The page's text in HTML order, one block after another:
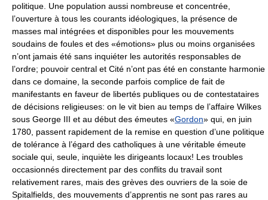
politique. Une population aussi nombreuse et concentrée,
l’ouverture à tous les courants idéologiques, la présence de
masses mal intégrées et disponibles pour les mouvements
soudains de foules et des «émotions» plus ou moins organisées
n’ont jamais été sans inquiéter les autorités responsables de
l’ordre; pouvoir central et Cité n’ont pas été en constante harmonie
dans ce domaine, la seconde parfois complice de fait de
manifestants en faveur de libertés publiques ou de contestataires
de décisions religieuses: on le vit bien au temps de l’affaire Wilkes
sous George III et au début des émeutes «Gordon» qui, en juin
1780, passent rapidement de la remise en question d’une politique
de tolérance à l’égard des catholiques à une véritable émeute
sociale qui, seule, inquiète les dirigeants locaux! Les troubles
occasionnés directement par des conflits du travail sont
relativement rares, mais des grèves des ouvriers de la soie de
Spitalfields, des mouvements d’apprentis ne sont pas rares au